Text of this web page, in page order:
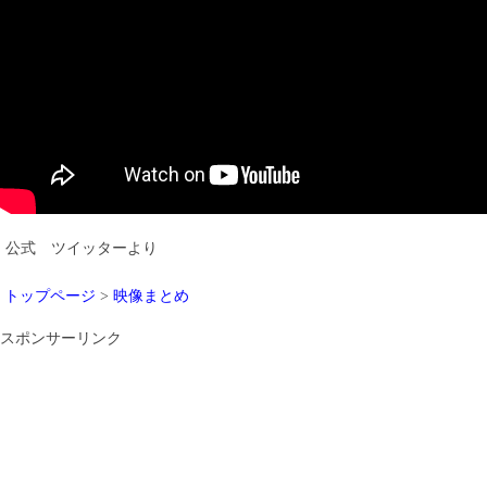
公式 ツイッターより
トップページ > 映像まとめ
スポンサーリンク